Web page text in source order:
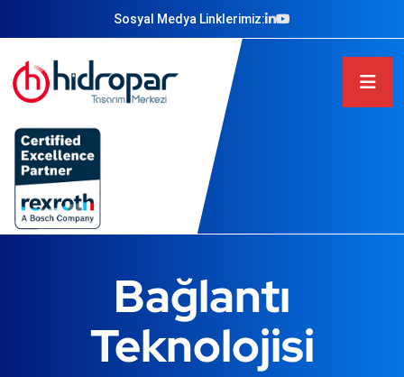
Sosyal Medya Linklerimiz:
Bağlantı
Teknolojisi